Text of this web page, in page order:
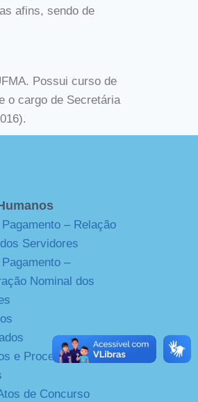
afins, sendo de
Possui curso de
o cargo de Secretária
– Relação
Servidores
–
Nominal dos
e Processos
de Concurso